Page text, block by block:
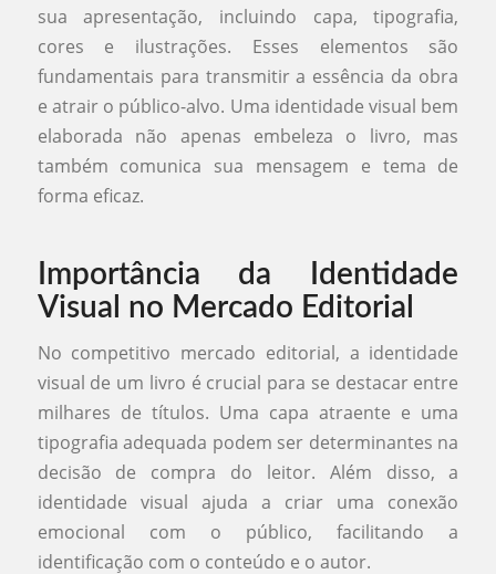
sua apresentação, incluindo capa, tipografia,
cores e ilustrações. Esses elementos são
fundamentais para transmitir a essência da obra
e atrair o público-alvo. Uma identidade visual bem
elaborada não apenas embeleza o livro, mas
também comunica sua mensagem e tema de
forma eficaz.
Importância da Identidade
Visual no Mercado Editorial
No competitivo mercado editorial, a identidade
visual de um livro é crucial para se destacar entre
milhares de títulos. Uma capa atraente e uma
tipografia adequada podem ser determinantes na
decisão de compra do leitor. Além disso, a
identidade visual ajuda a criar uma conexão
emocional com o público, facilitando a
identificação com o conteúdo e o autor.